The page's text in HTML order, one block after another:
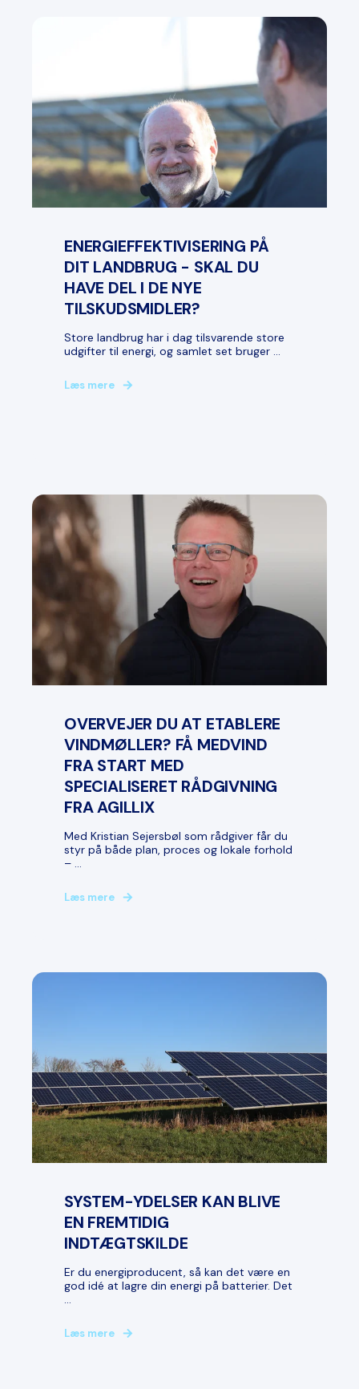
ENERGIEFFEKTIVISERING PÅ
DIT LANDBRUG - SKAL DU
HAVE DEL I DE NYE
TILSKUDSMIDLER?
Store landbrug har i dag tilsvarende store
udgifter til energi, og samlet set bruger ...
Læs mere
OVERVEJER DU AT ETABLERE
VINDMØLLER? FÅ MEDVIND
FRA START MED
SPECIALISERET RÅDGIVNING
FRA AGILLIX
Med Kristian Sejersbøl som rådgiver får du
styr på både plan, proces og lokale forhold
– ...
Læs mere
SYSTEM-YDELSER KAN BLIVE
EN FREMTIDIG
INDTÆGTSKILDE
Er du energiproducent, så kan det være en
god idé at lagre din energi på batterier. Det
...
Læs mere